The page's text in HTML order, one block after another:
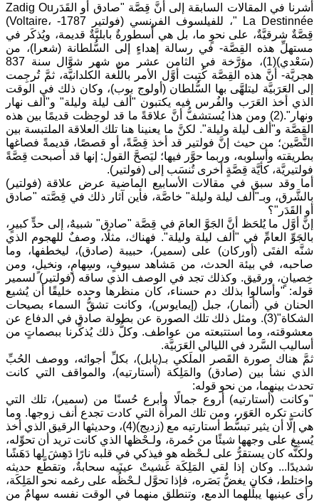
أشرنا في المقالات السابقة إلى أنَّ قِصَّة "صادق أو القَدَرZadig Ou
La Destinnée "، للفيلسوف الفرنسي (فولتير Voltaire، -1787)
قِصَّةٌ شرقيَّةٌ، على نحوٍ ما، بل هي أُسطورةٌ بابليَّةٌ قديمة، ويُذكَر في
مستهلِّ هذه القِصَّة- في رسالة إهداءٍ إلى السُّلطانة (شعرا)، من
(سَعْدي)(1)، مؤرَّخة في الثامن عشر من شهر شوَّال سنة 837
هجريَّة- أنَّ هذه القِصَّة كُتِبت أوَّل الأمر باللُّغة الكلدانيَّة، ثمَّ تُرجِمت
إلى العَرَبيَّة ليتلهَّى بها السُّلطان (أولوج بوب)، وكان ذلك في الوقت
الذي أخذ العَرَب والفُرس فيه يكتبون "ألف ليلة وليلة" و"ألف نهار
ونهار".(2) ومن هذا يُستشفُّ أنَّ علاقةً ما قد لوحِظت قديمًا بين هذه
القِصَّة و"ألف ليلة وليلة". لكنَّ ما يعنينا هنا تلك العلاقة الملتبسة بين
النَّصَّين؛ من حيث إنَّ فولتير قد أخذ قِصَّةً، أو قصصًا، قديمةً فصاغها
بطريقته وأسلوبه، وربما حوَّر فيها؛ ليَصحَّ القول: إنها قد أصبحت قِصَّةً
فولتيريَّة، كأيَّة قِصَّةٍ أخرى تُنسَب إلى (فولتير).
أما وقد سبق في مقالات الأسابيع الماضية عرض علاقة (فولتير)
بالشَّرق، وبـ"ألف ليلة وليلة" خاصَّة، فأين آثار ذلك في قِصَّته "صادق
أو القَدَر"؟
إنَّ أوَّل ما يُلحَظ أنَّ الجَوَّ العامَ في قِصَّة "صادق" شبيهٌ، إلى حدٍّ كبيرٍ،
بالجَوِّ العامِّ في "ألف ليلة وليلة". فهناك، مثلًا، وصفٌ للهجوم الذي
شنَّه الفتَى (أوركان) على (سمير)، حبيبة (صادق)، ليخطفها، وما
صاحبه، في بيئة الحدث، من مَشاهد سيوفٍ، وسِهامٍ، ونخيلٍ، ومن
خِصيانٍ، ورقيق. وكذلك تجد في الوصف الذي ساقه (فولتير) لسمير
قوله: "وأسالوا بذلك دم حسناء، كان منظرها وحده خليقًا أن يُشيع
الحنان في (أنمار)، جبل (إيمايوس)، وكانت تشقُّ السماء بصيحات
الشكاة"(3). ومثل ذلك تلك الصورة عن بطولة صادق في الدفاع عن
معشوقته، وما استتبعته من عواطف. وكلُّ ذلك يُذكِّرنا ببصماتٍ من
أساليب السَّرد في الليالي العَرَبيَّة.
ثمَّ هناك صورة القَصر الملَكي بـ(بابل)، بكلِّ أجوائه، ووصف الحُبِّ
الذي نشأ بين (صادق) والمَلِكة (أستارتيه)، والمواقف التي كانت
تحدث بينهما، من نحو قوله:
"وكانت (أستارتيه) أروع جمالًا وأبرع حُسنًا من (سمير)، تلك التي
كانت تكره العَوَر، ومن تلك المرأة التي كادت تجدع أنف زوجها. وما
هي إلَّا أن يثير تبسُّط أستارتيه مع (زديج)(4)، وحديثها الرقيق الذي أخذ
يُسبِغ على وجهها شيئًا من حُمرة، ولـحْظها الذي كانت تريد أن تحوِّله،
ولكنَّه كان يستقرُّ على لـحْظه هو فيذكي في قلبه نارًا دَهِشَ لها دَهَشًا
شديدًا... وكان إذا لقي المَلِكَة غَشيتْ عينَيه سحابةٌ، وتقطَّع حديثه
واختلط، فكان يغضُّ بَصَره، فإذا تحوَّل لـحْظُه على رغمه نحو المَلِكَة،
رأى عينيها يبلِّلهما الدمع، وتنطلق منهما في الوقت نفسه سهامٌ من